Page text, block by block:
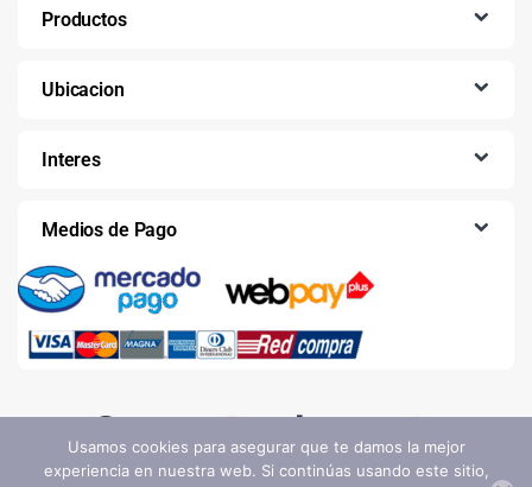
Productos
Ubicacion
Interes
Medios de Pago
Usamos cookies para asegurar que te damos la mejor
experiencia en nuestra web. Si continúas usando este sitio,